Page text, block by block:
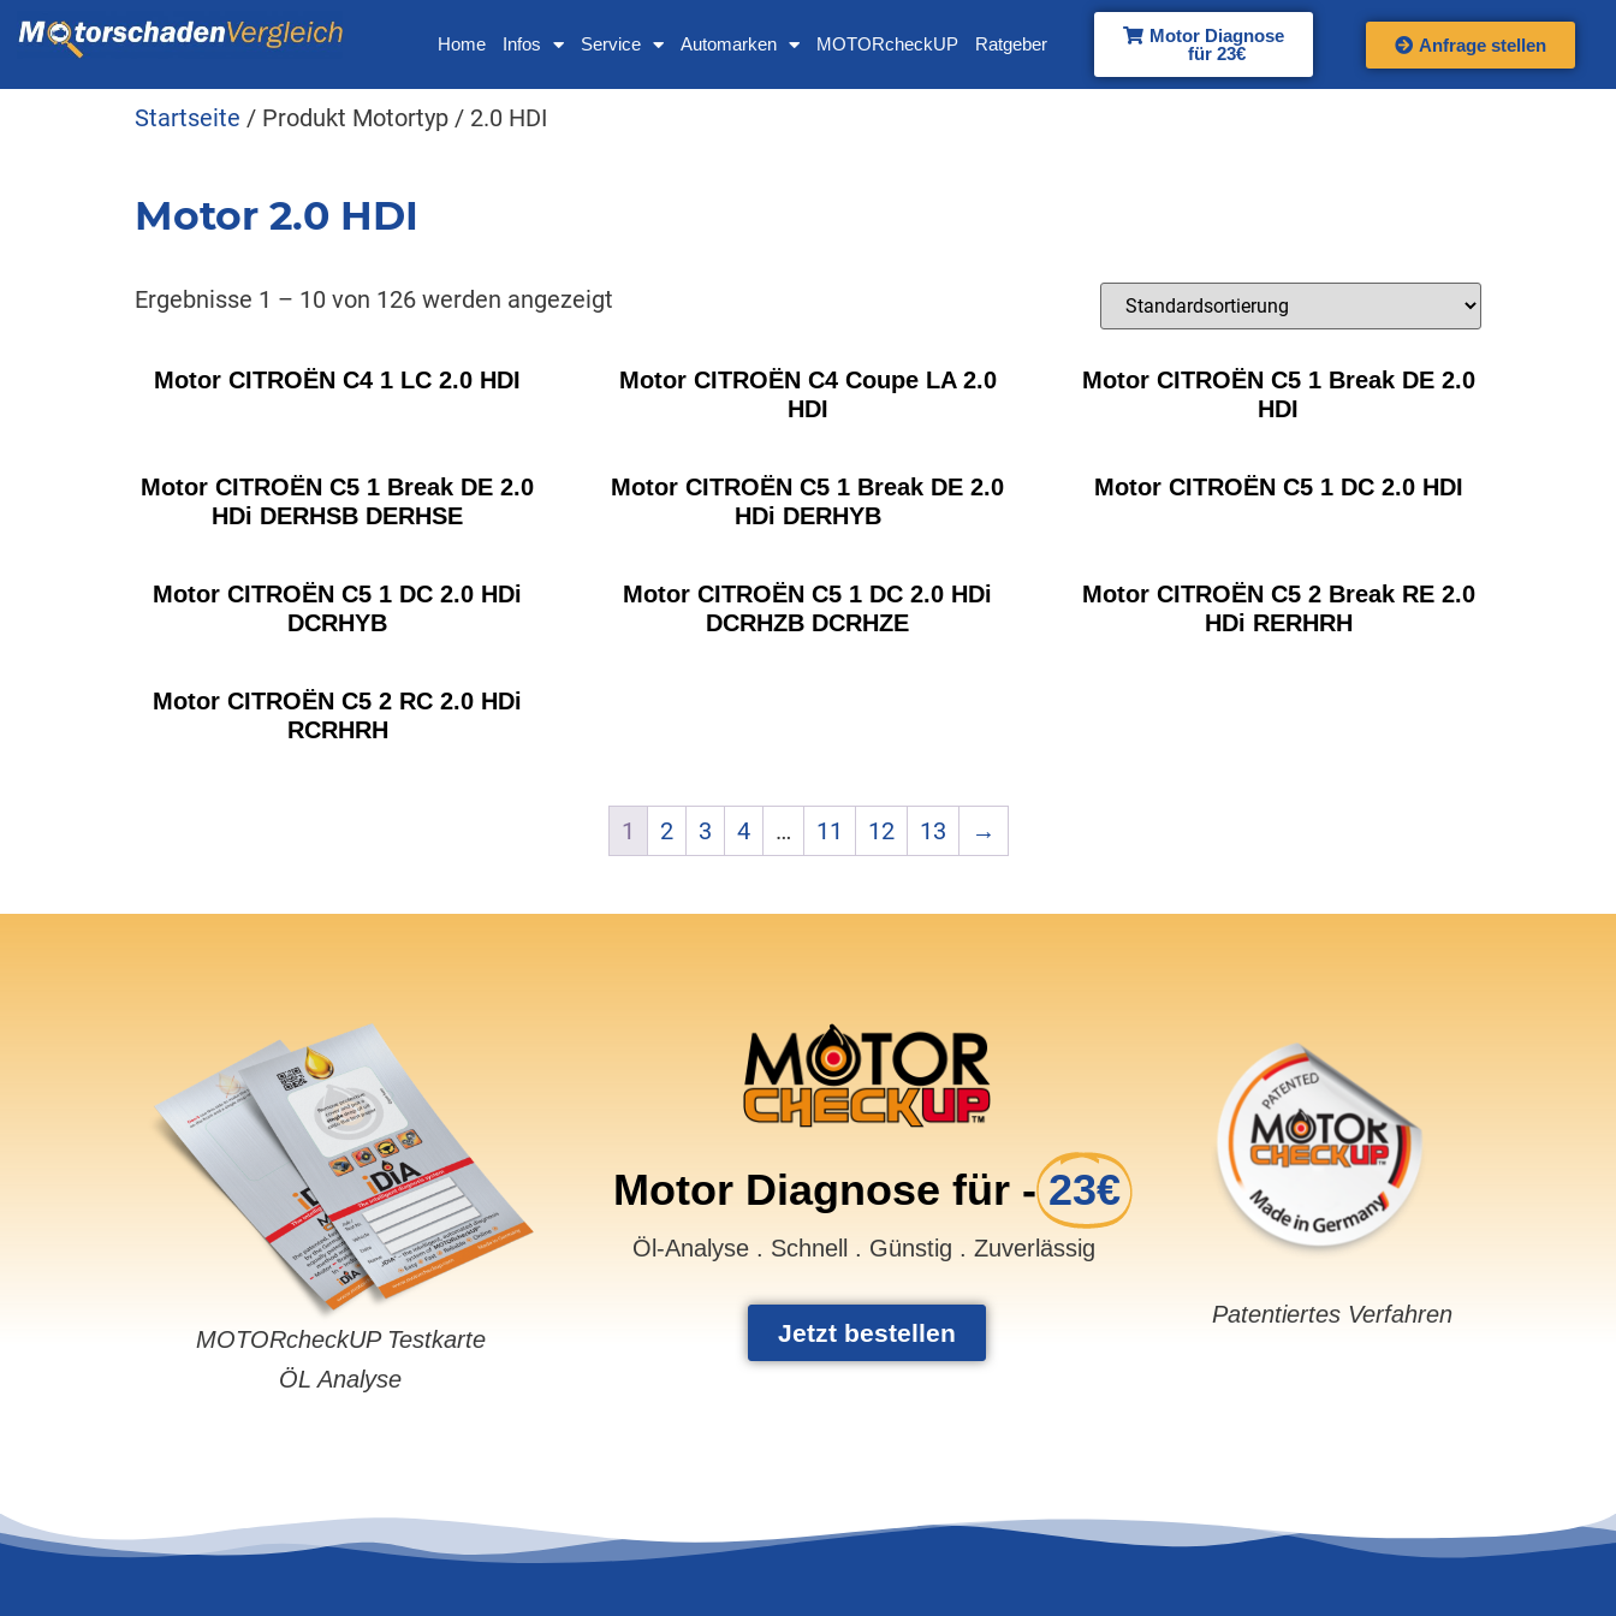
Home Infos Service Automarken MOTORcheckUP Ratgeber
Motor Diagnose
für 23€
Anfrage stellen
Startseite / Produkt Motortyp / 2.0 HDI
Motor 2.0 HDI
Ergebnisse 1 – 10 von 126 werden angezeigt
Motor CITROËN C4 1 LC 2.0 HDI
Motor CITROËN C4 Coupe LA 2.0
HDI
Motor CITROËN C5 1 Break DE 2.0
HDI
Motor CITROËN C5 1 Break DE 2.0
HDi DERHSB DERHSE
Motor CITROËN C5 1 Break DE 2.0
HDi DERHYB
Motor CITROËN C5 1 DC 2.0 HDI
Motor CITROËN C5 1 DC 2.0 HDi
DCRHYB
Motor CITROËN C5 1 DC 2.0 HDi
DCRHZB DCRHZE
Motor CITROËN C5 2 Break RE 2.0
HDi RERHRH
Motor CITROËN C5 2 RC 2.0 HDi
RCRHRH
1 2 3 4 … 11 12 13 →
MOTORcheckUP Testkarte
ÖL Analyse
Motor Diagnose für - 23€
Öl-Analyse . Schnell . Günstig . Zuverlässig
Jetzt bestellen
Patentiertes Verfahren